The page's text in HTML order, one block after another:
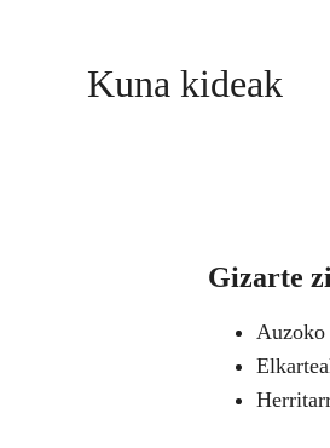
Kuna kideak
Gizarte
Auzoko